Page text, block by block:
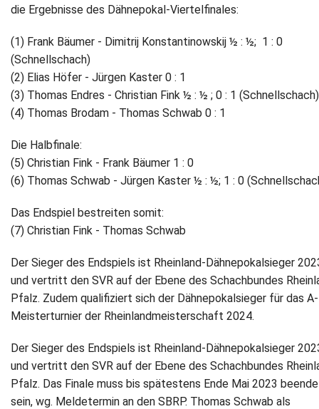
Meistertafel
Fotos
Service
Newsletter
Kontakt
Impressum
Datenschutz
die Ergebnisse des Dähnepokal-Viertelfinales:
(1) Frank Bäumer - Dimitrij Konstantinowskij ½ : ½; 1 : 0
(Schnellschach)
(2) Elias Höfer - Jürgen Kaster 0 : 1
(3) Thomas Endres - Christian Fink ½ : ½ ; 0 : 1 (Schnellschach)
(4) Thomas Brodam - Thomas Schwab 0 : 1
Die Halbfinale:
(5) Christian Fink - Frank Bäumer 1 : 0
(6) Thomas Schwab - Jürgen Kaster ½ : ½; 1 : 0
Das Endspiel bestreiten somit:
(7) Christian Fink - Thomas Schwab
Der Sieger des Endspiels ist Rheinland-Dähnepokalsieger
und vertritt den SVR auf der Ebene des Schachbundes
Pfalz. Zudem qualifiziert sich der Dähnepokalsieger für das A-
Meisterturnier der Rheinlandmeisterschaft 2024.
Der Sieger des Endspiels ist Rheinland-Dähnepokalsieger
und vertritt den SVR auf der Ebene des Schachbundes
Pfalz. Das Finale muss bis spätestens Ende Mai 2023
sein, wg. Meldetermin an den SBRP. Thomas Schwab als